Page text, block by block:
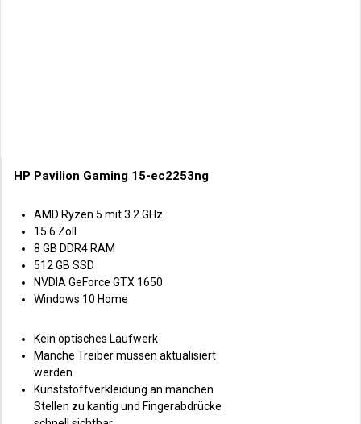
HP Pavilion Gaming 15-ec2253ng
AMD Ryzen 5 mit 3.2 GHz
15.6 Zoll
8 GB DDR4 RAM
512 GB SSD
NVDIA GeForce GTX 1650
Windows 10 Home
Kein optisches Laufwerk
Manche Treiber müssen aktualisiert
werden
Kunststoffverkleidung an manchen
Stellen zu kantig und Fingerabdrücke